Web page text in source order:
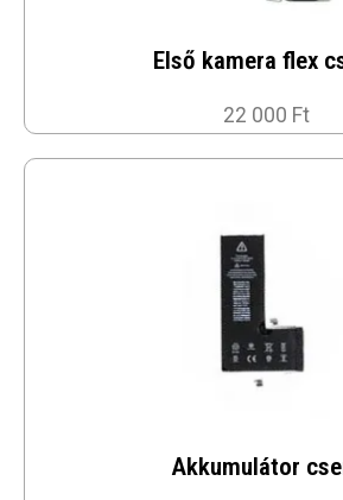
Első kamera flex
22 000 Ft
Akkumulátor